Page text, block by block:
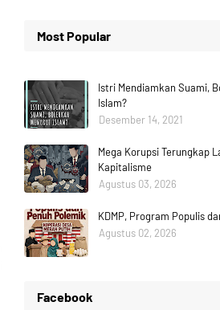
Most Popular
Istri Mendiamkan Suami,
Islam?
Desember 14, 2021
Mega Korupsi Terungkap
Kapitalisme
Agustus 03, 2026
KDMP, Program Populis
Agustus 02, 2026
Facebook